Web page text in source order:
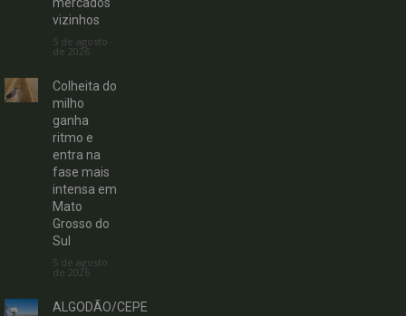
mercados
vizinhos
5 de agosto
de 2026
Colheita do
milho
ganha
ritmo e
entra na
fase mais
intensa em
Mato
Grosso do
Sul
5 de agosto
de 2026
ALGODÃO/CEPE